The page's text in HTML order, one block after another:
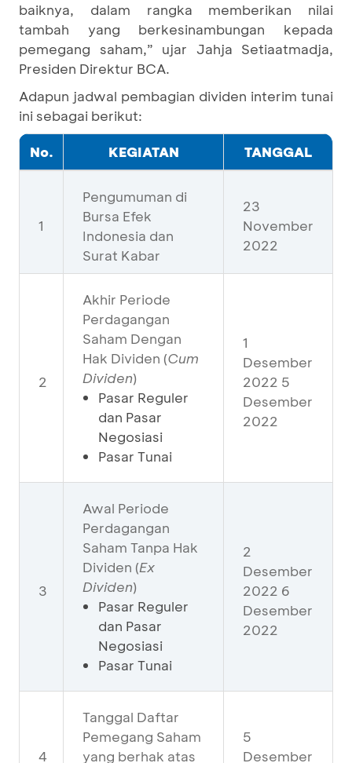
baiknya, dalam rangka memberikan nilai
tambah yang berkesinambungan kepada
pemegang saham,” ujar Jahja Setiaatmadja,
Presiden Direktur BCA.
Adapun jadwal pembagian dividen interim tunai
ini sebagai berikut:
No. KEGIATAN TANGGAL
1
Pengumuman di
Bursa Efek
Indonesia dan
Surat Kabar
23
November
2022
2
Akhir Periode
Perdagangan
Saham Dengan
Hak Dividen (Cum
Dividen)
Pasar Reguler
dan Pasar
Negosiasi
Pasar Tunai
1
Desember
2022 5
Desember
2022
3
Awal Periode
Perdagangan
Saham Tanpa Hak
Dividen (Ex
Dividen)
Pasar Reguler
dan Pasar
Negosiasi
Pasar Tunai
2
Desember
2022 6
Desember
2022
4
Tanggal Daftar
Pemegang Saham
yang berhak atas
5
Desember